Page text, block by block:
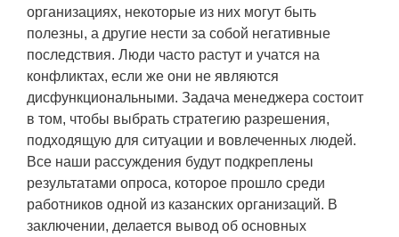
организациях, некоторые из них могут быть
полезны, а другие нести за собой негативные
последствия. Люди часто растут и учатся на
конфликтах, если же они не являются
дисфункциональными. Задача менеджера состоит
в том, чтобы выбрать стратегию разрешения,
подходящую для ситуации и вовлеченных людей.
Все наши рассуждения будут подкреплены
результатами опроса, которое прошло среди
работников одной из казанских организаций. В
заключении, делается вывод об основных